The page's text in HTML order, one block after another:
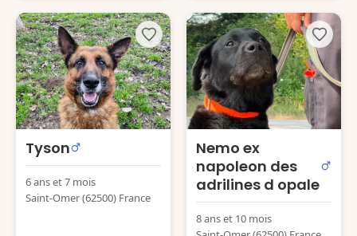
Tyson
6 ans et 7 mois
Saint-Omer (62500) France
Nemo ex
napoleon des
adrilines d opale
8 ans et 10 mois